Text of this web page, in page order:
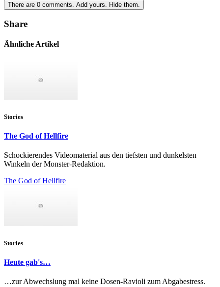
There are 0 comments. Add yours. Hide them.
Share
Ähnliche Artikel
Stories
The God of Hellfire
Schockierendes Videomaterial aus den tiefsten und dunkelsten
Winkeln der Monster-Redaktion.
The God of Hellfire
Stories
Heute gab's…
…zur Abwechslung mal keine Dosen-Ravioli zum Abgabestress.